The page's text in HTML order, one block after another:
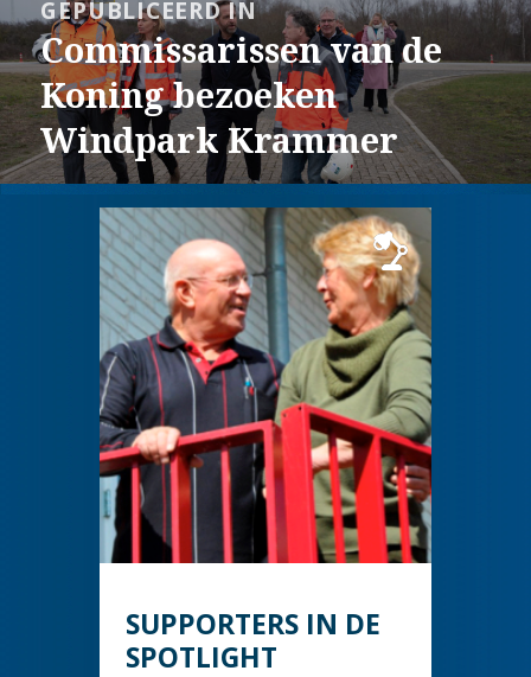
navigatieGEPUBLICEERD IN
Commissarissen van de
Koning bezoeken
Windpark Krammer
SUPPORTERS IN DE
SPOTLIGHT